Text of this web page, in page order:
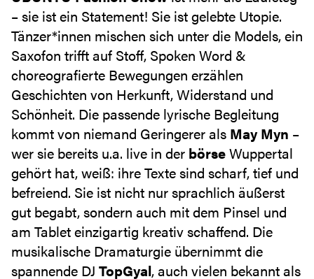
– sie ist ein Statement! Sie ist gelebte Utopie.
Tänzer*innen mischen sich unter die Models, ein
Saxofon trifft auf Stoff, Spoken Word &
choreografierte Bewegungen erzählen
Geschichten von Herkunft, Widerstand und
Schönheit. Die passende lyrische Begleitung
kommt von niemand Geringerer als May Myn –
wer sie bereits u.a. live in der börseWuppertal
gehört hat, weiß: ihre Texte sind scharf, tief und
befreiend. Sie ist nicht nur sprachlich äußerst
gut begabt, sondern auch mit dem Pinsel und
am Tablet einzigartig kreativ schaffend. Die
musikalische Dramaturgie übernimmt die
spannende DJ TopGyal, auch vielen bekannt als